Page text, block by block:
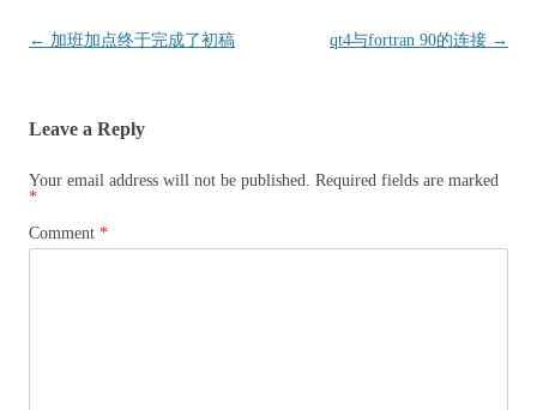
Post
← 加班加点终于完成了初稿 qt4与fortran 90的连接 →
Leave a Reply
Your email address will not be published. Required fields are marked
*
Comment *